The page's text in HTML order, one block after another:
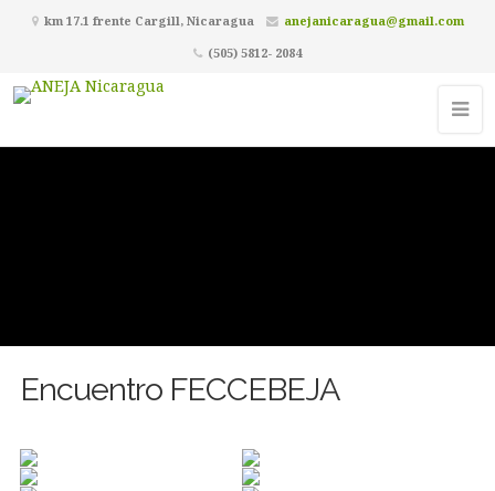
km 17.1 frente Cargill, Nicaragua
anejanicaragua@gmail.com
(505) 5812- 2084
Encuentro FECCEBEJA